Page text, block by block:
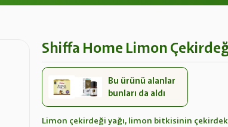
Shiffa Home Limon
Bu ürünü alanlar
bunları da aldı
Limon çekirdeği yağı, limon bitkisinin